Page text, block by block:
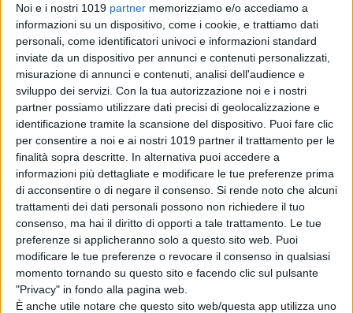
Noi e i nostri 1019 partner memorizziamo e/o accediamo a
informazioni su un dispositivo, come i cookie, e trattiamo dati
personali, come identificatori univoci e informazioni standard
inviate da un dispositivo per annunci e contenuti personalizzati,
misurazione di annunci e contenuti, analisi dell'audience e
sviluppo dei servizi. Con la tua autorizzazione noi e i nostri
partner possiamo utilizzare dati precisi di geolocalizzazione e
identificazione tramite la scansione del dispositivo. Puoi fare clic
per consentire a noi e ai nostri 1019 partner il trattamento per le
finalità sopra descritte. In alternativa puoi accedere a
informazioni più dettagliate e modificare le tue preferenze prima
di acconsentire o di negare il consenso. Si rende noto che alcuni
trattamenti dei dati personali possono non richiedere il tuo
consenso, ma hai il diritto di opporti a tale trattamento. Le tue
preferenze si applicheranno solo a questo sito web. Puoi
modificare le tue preferenze o revocare il consenso in qualsiasi
momento tornando su questo sito e facendo clic sul pulsante
"Privacy" in fondo alla pagina web.
È anche utile notare che questo sito web/questa app utilizza uno
In seguito i coniugi non riuscendo a
vendere l’abitazione l’affittarono, e
l’inquilino ricevette i medesimi
inquietanti messaggi. Infine la casa
fu venduta nel2019al prezzo di
959.000 dollari. L’identità
dell’osservatore è ancora oggi
sconosciuta.
Il cast della serie include anche i
nomi di:Jennifer Coolidge, Margo
Martindale e Mia Farrow.
© Riproduzione Riservata